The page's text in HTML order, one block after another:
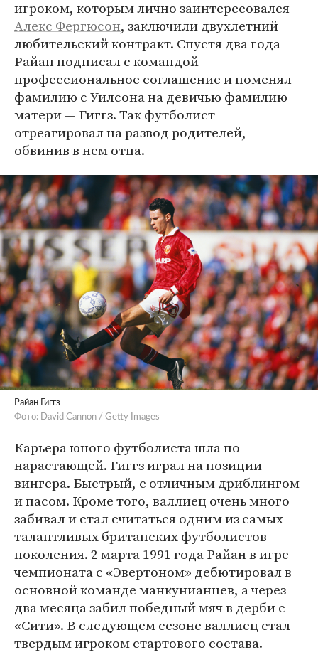
игроком, которым лично заинтересовался
Алекс Фергюсон, заключили двухлетний
любительский контракт. Спустя два года
Райан подписал с командой
профессиональное соглашение и поменял
фамилию с Уилсона на девичью фамилию
матери — Гиггз. Так футболист
отреагировал на развод родителей,
обвинив в нем отца.
Райан Гиггз
Фото: David Cannon / Getty Images
Карьера юного футболиста шла по
нарастающей. Гиггз играл на позиции
вингера. Быстрый, с отличным дриблингом
и пасом. Кроме того, валлиец очень много
забивал и стал считаться одним из самых
талантливых британских футболистов
поколения. 2 марта 1991 года Райан в игре
чемпионата с «Эвертоном» дебютировал в
основной команде манкунианцев, а через
два месяца забил победный мяч в дерби с
«Сити». В следующем сезоне валлиец стал
твердым игроком стартового состава.